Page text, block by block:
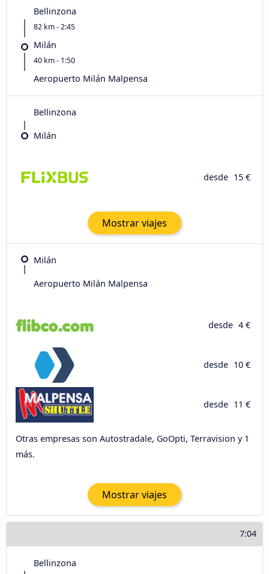
Bellinzona
82 km - 2:45
Milán
40 km - 1:50
Aeropuerto Milán Malpensa
Bellinzona
Milán
desde 15 €
Mostrar viajes
Milán
Aeropuerto Milán Malpensa
desde 4 €
desde 10 €
desde 11 €
Otras empresas son Autostradale, GoOpti, Terravision y 1
más.
Mostrar viajes
7:04
Bellinzona